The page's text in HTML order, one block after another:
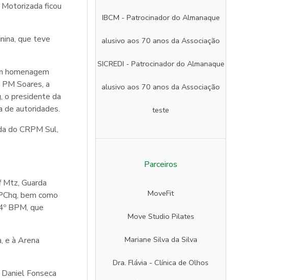
ficou
que teve
homenagem
Soares, a
o presidente da
de autoridades.
do CRPM Sul,
Guarda
bem como
BPM, que
e à Arena
Fonseca
IBCM - Patrocinador do Almanaque
alusivo aos 70 anos da Associação
SICREDI - Patrocinador do Almanaque
alusivo aos 70 anos da Associação
teste
Parceiros
MoveFit
Move Studio Pilates
Mariane Silva da Silva
Dra. Flávia - Clínica de Olhos